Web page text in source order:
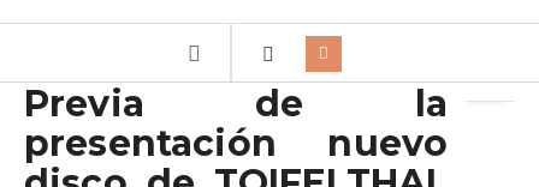
Previa de la
presentación nuevo